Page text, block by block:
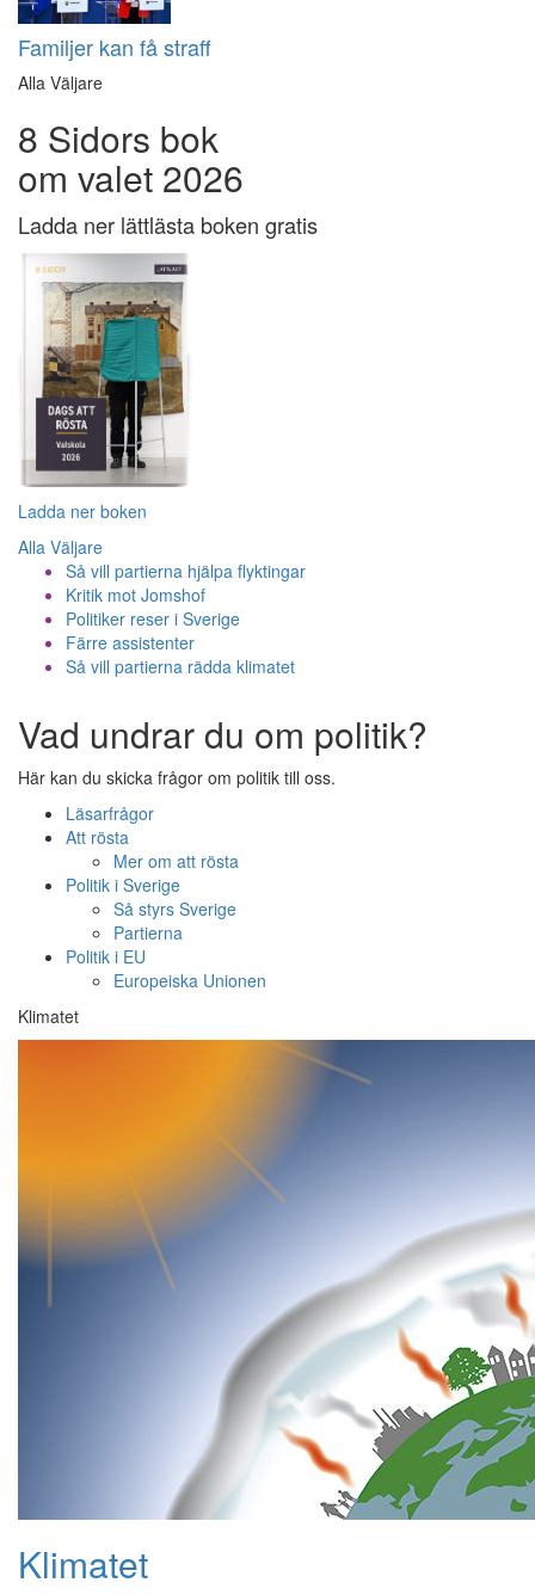
Familjer kan få straff
Alla Väljare
8 Sidors bok
om valet 2026
Ladda ner lättlästa boken gratis
Ladda ner boken
Alla Väljare
Så vill partierna hjälpa flyktingar
Kritik mot Jomshof
Politiker reser i Sverige
Färre assistenter
Så vill partierna rädda klimatet
Vad undrar du om politik?
Här kan du skicka frågor om politik till oss.
Läsarfrågor
Att rösta
Mer om att rösta
Politik i Sverige
Så styrs Sverige
Partierna
Politik i EU
Europeiska Unionen
Klimatet
Klimatet